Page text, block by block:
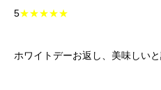
5★★★★★
ホワイトデーお返し、美味しい